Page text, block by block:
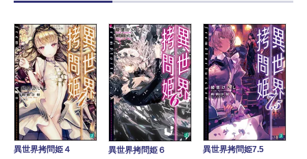
異世界拷問姫４
異世界拷問姫６
異世界拷問姫7.5